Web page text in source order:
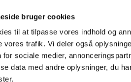
bruger cookies
til at tilpasse vores indhold og
vores trafik. Vi deler også
for sociale medier,
data med andre oplysninger, du
kamc@km.dk